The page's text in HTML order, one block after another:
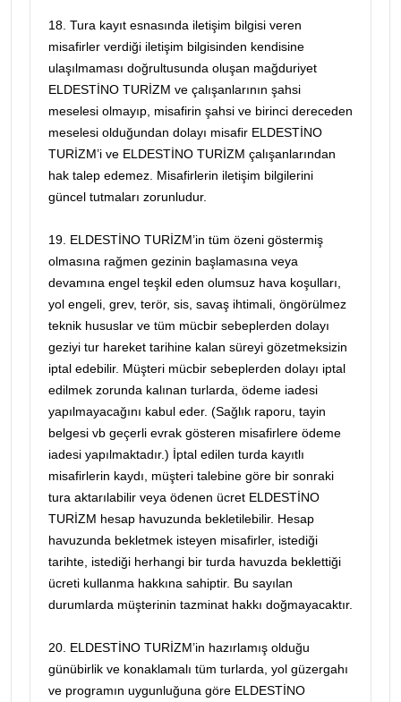
18. Tura kayıt esnasında iletişim bilgisi veren
misafirler verdiği iletişim bilgisinden kendisine
ulaşılmaması doğrultusunda oluşan mağduriyet
ELDESTİNO TURİZM ve çalışanlarının şahsi
meselesi olmayıp, misafirin şahsi ve birinci dereceden
meselesi olduğundan dolayı misafir ELDESTİNO
TURİZM’i ve ELDESTİNO TURİZM çalışanlarından
hak talep edemez. Misafirlerin iletişim bilgilerini
güncel tutmaları zorunludur.
19. ELDESTİNO TURİZM’in tüm özeni göstermiş
olmasına rağmen gezinin başlamasına veya
devamına engel teşkil eden olumsuz hava koşulları,
yol engeli, grev, terör, sis, savaş ihtimali, öngörülmez
teknik hususlar ve tüm mücbir sebeplerden dolayı
geziyi tur hareket tarihine kalan süreyi gözetmeksizin
iptal edebilir. Müşteri mücbir sebeplerden dolayı iptal
edilmek zorunda kalınan turlarda, ödeme iadesi
yapılmayacağını kabul eder. (Sağlık raporu, tayin
belgesi vb geçerli evrak gösteren misafirlere ödeme
iadesi yapılmaktadır.) İptal edilen turda kayıtlı
misafirlerin kaydı, müşteri talebine göre bir sonraki
tura aktarılabilir veya ödenen ücret ELDESTİNO
TURİZM hesap havuzunda bekletilebilir. Hesap
havuzunda bekletmek isteyen misafirler, istediği
tarihte, istediği herhangi bir turda havuzda beklettiği
ücreti kullanma hakkına sahiptir. Bu sayılan
durumlarda müşterinin tazminat hakkı doğmayacaktır.
20. ELDESTİNO TURİZM’in hazırlamış olduğu
günübirlik ve konaklamalı tüm turlarda, yol güzergahı
ve programın uygunluğuna göre ELDESTİNO